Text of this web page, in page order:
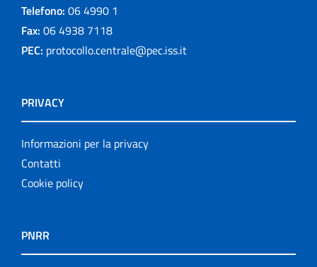
Telefono: 06 4990 1
Fax: 06 4938 7118
PEC: protocollo.centrale@pec.iss.it
PRIVACY
Informazioni per la privacy
Contatti
Cookie policy
PNRR